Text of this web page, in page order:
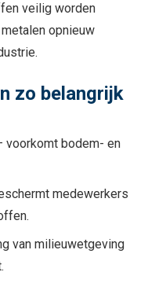
veilig worden
opnieuw
zo belangrijk
voorkomt bodem- en
medewerkers
van milieuwetgeving